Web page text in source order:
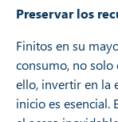
Preservar los
Finitos en su
consumo, no
ello, invertir en la
inicio es